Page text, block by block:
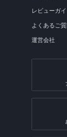
レビューガ
よくあるご
運営会社